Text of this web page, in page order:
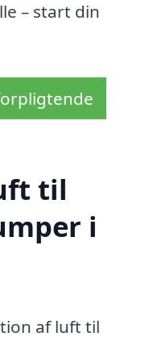
– start din
til
i
af luft til